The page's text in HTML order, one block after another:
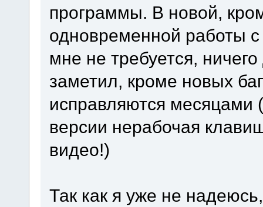
программы. В новой,
одновременной работы
мне не требуется,
заметил, кроме новых
исправляются месяцами
версии нерабочая
видео!)
Так как я уже не